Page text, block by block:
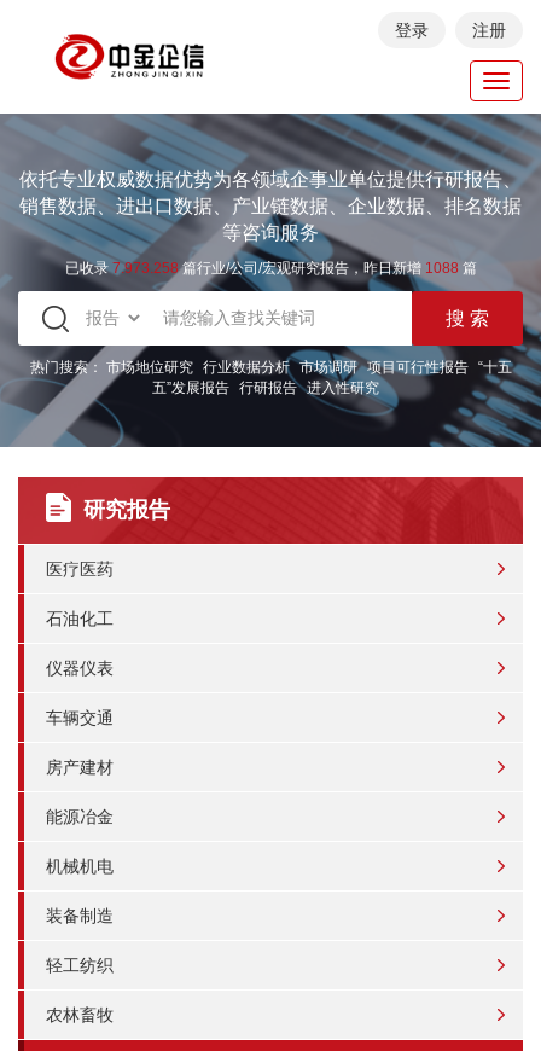
登录 注册
依托专业权威数据优势为各领域企事业单位提供行研报告、
销售数据、进出口数据、产业链数据、企业数据、排名数据
等咨询服务
已收录7.973.258篇行业/公司/宏观研究报告，昨日新增 1088 篇
热门搜索： 市场地位研究 行业数据分析 市场调研 项目可行性报告
“十五
五”发展报告 行研报告 进入性研究
研究报告
医疗医药
石油化工
仪器仪表
车辆交通
房产建材
能源冶金
机械机电
装备制造
轻工纺织
农林畜牧